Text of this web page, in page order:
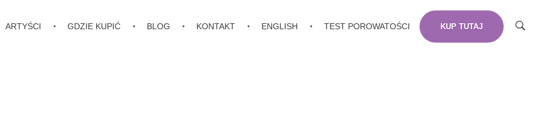
KUP TUTAJ
ARTYŚCI GDZIE KUPIĆ BLOG KONTAKT ENGLISH TEST POROWATOŚCI